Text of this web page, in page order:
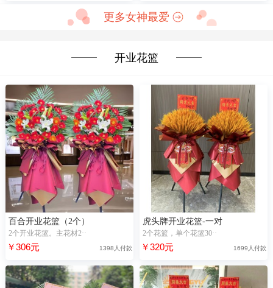
更多女神最爱
开业花篮
百合开业花篮（2个）
2个开业花篮。主花材2··
￥306元 1398人付款
虎头牌开业花篮-一对
2个花篮，单个花篮30··
￥320元 1699人付款